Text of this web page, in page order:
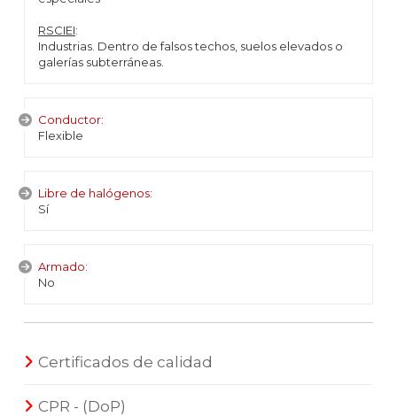
RSCIEI:
Industrias. Dentro de falsos techos, suelos elevados o
galerías subterráneas.
Conductor:
Flexible
Libre de halógenos:
Sí
Armado:
No
Certificados de calidad
CPR - (DoP)